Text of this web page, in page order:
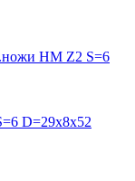
HM Z2 S=6
D=29x8x52